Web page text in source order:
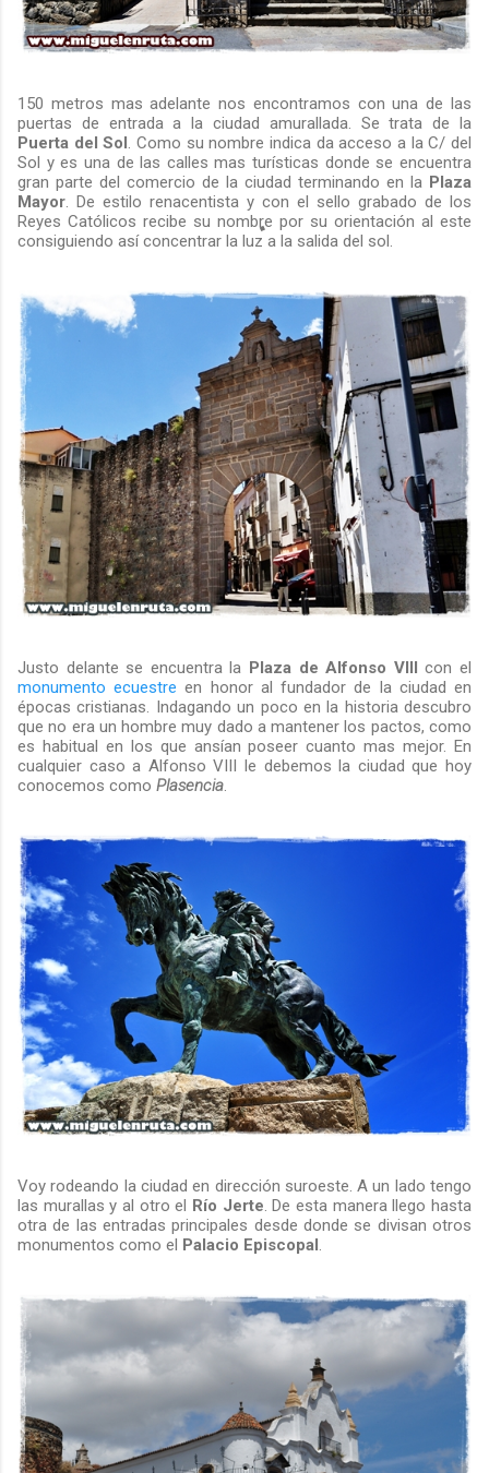
150 metros mas adelante nos encontramos con una de las
puertas de entrada a la ciudad amurallada. Se trata de la
Puerta del Sol. Como su nombre indica da acceso a la C/ del
Sol y es una de las calles mas turísticas donde se encuentra
gran parte del comercio de la ciudad terminando en la Plaza
Mayor. De estilo renacentista y con el sello grabado de los
Reyes Católicos recibe su nombre por su orientación al este
consiguiendo así concentrar la luz a la salida del sol.
Justo delante se encuentra la Plaza de Alfonso VIII con el
monumento ecuestre en honor al fundador de la ciudad en
épocas cristianas. Indagando un poco en la historia descubro
que no era un hombre muy dado a mantener los pactos, como
es habitual en los que ansían poseer cuanto mas mejor. En
cualquier caso a Alfonso VIII le debemos la ciudad que hoy
conocemos como Plasencia.
Voy rodeando la ciudad en dirección suroeste. A un lado tengo
las murallas y al otro el Río Jerte . De esta manera llego hasta
otra de las entradas principales desde donde se divisan otros
monumentos como el Palacio Episcopal